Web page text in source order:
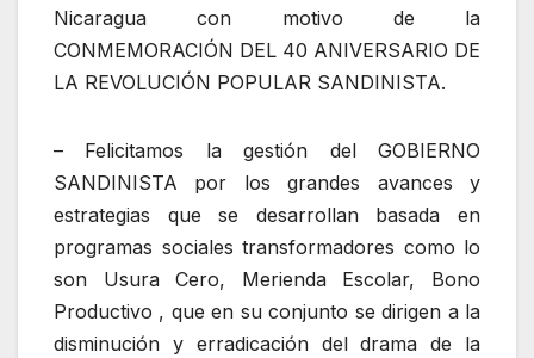
Nicaragua con motivo de la
CONMEMORACIÓN DEL 40 ANIVERSARIO DE
LA REVOLUCIÓN POPULAR SANDINISTA.
– Felicitamos la gestión del GOBIERNO
SANDINISTA por los grandes avances y
estrategias que se desarrollan basada en
programas sociales transformadores como lo
son Usura Cero, Merienda Escolar, Bono
Productivo , que en su conjunto se dirigen a la
disminución y erradicación del drama de la